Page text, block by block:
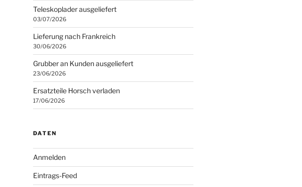
Teleskoplader ausgeliefert
03/07/2026
Lieferung nach Frankreich
30/06/2026
Grubber an Kunden ausgeliefert
23/06/2026
Ersatzteile Horsch verladen
17/06/2026
DATEN
Anmelden
Eintrags-Feed